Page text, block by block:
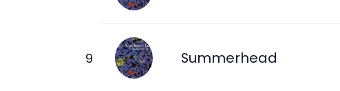
Summerhead